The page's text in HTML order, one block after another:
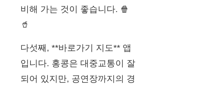
비해 가는 것이 좋습니다. 🍿
🥤
다섯째, **바로가기 지도** 앱
입니다. 홍콩은 대중교통이 잘
되어 있지만, 공연장까지의 경